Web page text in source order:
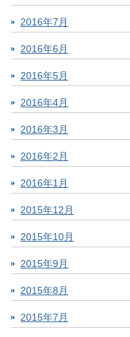
2016年7月
2016年6月
2016年5月
2016年4月
2016年3月
2016年2月
2016年1月
2015年12月
2015年10月
2015年9月
2015年8月
2015年7月